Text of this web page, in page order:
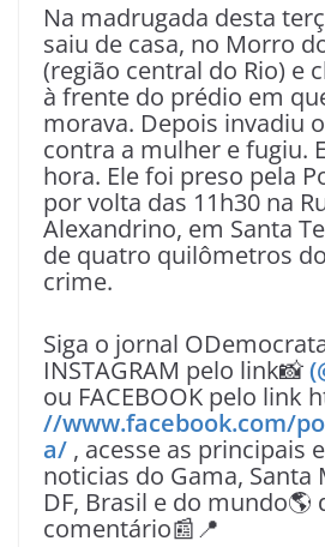
Na madrugada desta
saiu de casa, no Morro
(região central do Rio) e
à frente do prédio em
morava. Depois invadiu
contra a mulher e fugiu.
hora. Ele foi preso pela
por volta das 11h30 na
Alexandrino, em Santa
de quatro quilômetros
crime.
Siga o jornal
INSTAGRAM pelo link📸
ou FACEBOOK pelo link
//www.facebook.com/
a/ , acesse as principais
noticias do Gama, Santa
DF, Brasil e do mundo🌎
comentário📰📍